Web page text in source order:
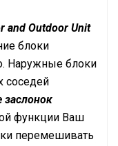
and Outdoor Unit
блоки
Наружные блоки
соседей
функции Ваш
перемешивать